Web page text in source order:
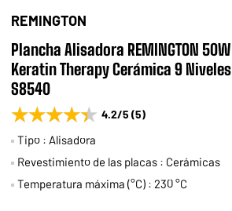
REMINGTON
Plancha Alisadora REMINGTON 50W
Keratin Therapy Cerámica 9 Niveles
S8540
★★★★★
★★★★★ 4.2/5 (5)
Tipo : Alisadora
Revestimiento de las placas : Cerámicas
Temperatura máxima (°C) : 230 °C